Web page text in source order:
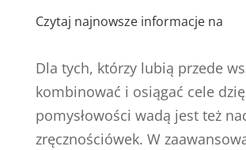
Czytaj najnowsze informacje na
Dla tych, którzy lubią przede
kombinować i osiągać cele
pomysłowości wadą jest też
zręcznościówek. W